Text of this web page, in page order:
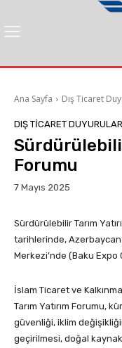
Ana Sayfa Dış Ticaret
DIŞ TICARET
Forumu
7 Mayıs 2025
Sürdürülebilir Tarım
tarihlerinde,
Merkezi’nde (Baku
İslam Ticaret ve
Tarım Yatırım Forumu,
güvenliği, iklim
geçirilmesi, doğal